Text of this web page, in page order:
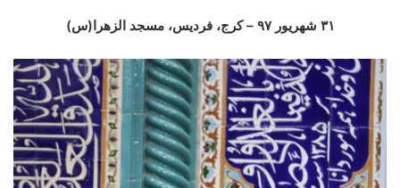
۳۱ شهریور ۹۷ – کرج، فردیس، مسجد الزهرا(س)